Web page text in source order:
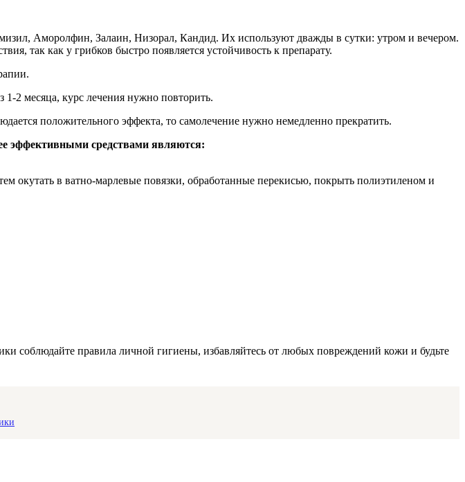
Аморолфин, Залаин, Низорал, Кандид. Их используют дважды в сутки: утром и вечером.
так как у грибков быстро появляется устойчивость к препарату.
1-2 месяца, курс лечения нужно повторить.
положительного эффекта, то самолечение нужно немедленно прекратить.
эффективными средствами являются:
окутать в ватно-марлевые повязки, обработанные перекисью, покрыть полиэтиленом и
соблюдайте правила личной гигиены, избавляйтесь от любых повреждений кожи и будьте